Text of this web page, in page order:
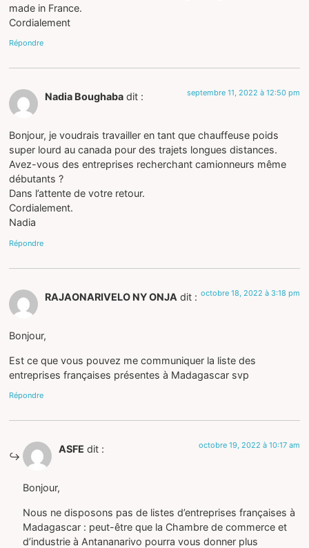
made in France.
Cordialement
Répondre
Nadia Boughaba dit : septembre 11, 2022 à 12:50 pm
Bonjour, je voudrais travailler en tant que chauffeuse poids
super lourd au canada pour des trajets longues distances.
Avez-vous des entreprises recherchant camionneurs même
débutants ?
Dans l’attente de votre retour.
Cordialement.
Nadia
Répondre
RAJAONARIVELO NY ONJA dit : octobre 18, 2022 à 3:18 pm
Bonjour,
Est ce que vous pouvez me communiquer la liste des
entreprises françaises présentes à Madagascar svp
Répondre
ASFE dit : octobre 19, 2022 à 10:17 am
Bonjour,
Nous ne disposons pas de listes d’entreprises françaises à
Madagascar : peut-être que la Chambre de commerce et
d’industrie à Antananarivo pourra vous donner plus